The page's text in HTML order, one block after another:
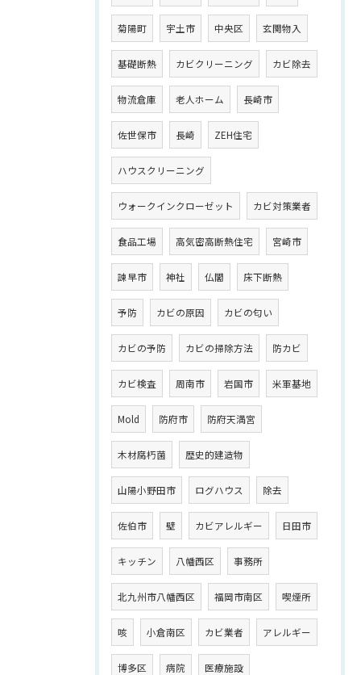
菊陽町 宇土市 中央区 玄関物入
基礎断熱 カビクリーニング カビ除去
物流倉庫 老人ホーム 長崎市
佐世保市 長崎 ZEH住宅
ハウスクリーニング
ウォークインクローゼット カビ対策業者
食品工場 高気密高断熱住宅 宮崎市
諫早市 神社 仏閣 床下断熱
予防 カビの原因 カビの匂い
カビの予防 カビの掃除方法 防カビ
カビ検査 周南市 岩国市 米軍基地
Mold 防府市 防府天満宮
木材腐朽菌 歴史的建造物
山陽小野田市 ログハウス 除去
佐伯市 壁 カビアレルギー 日田市
キッチン 八幡西区 事務所
北九州市八幡西区 福岡市南区 喫煙所
咳 小倉南区 カビ業者 アレルギー
博多区 病院 医療施設